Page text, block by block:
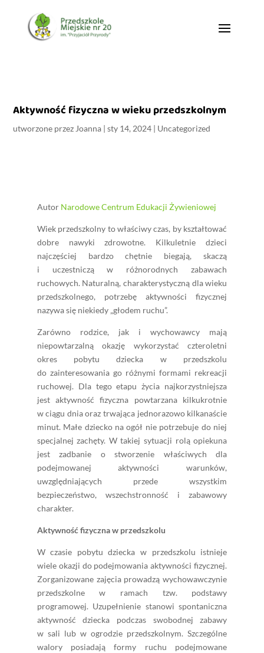
Aktywność fizyczna w wieku przedszkolnym
utworzone przez Joanna |sty 14, 2024 | Uncategorized
Autor Narodowe Centrum Edukacji Żywieniowej
Wiek przedszkolny to właściwy czas, by kształtować
dobre nawyki zdrowotne. Kilkuletnie dzieci
najczęściej bardzo chętnie biegają, skaczą
i uczestniczą w różnorodnych zabawach
ruchowych. Naturalną, charakterystyczną dla wieku
przedszkolnego, potrzebę aktywności fizycznej
nazywa się niekiedy „głodem ruchu”.
Zarówno rodzice, jak i wychowawcy mają
niepowtarzalną okazję wykorzystać czteroletni
okres pobytu dziecka w przedszkolu
do zainteresowania go różnymi formami rekreacji
ruchowej. Dla tego etapu życia najkorzystniejsza
jest aktywność fizyczna powtarzana kilkukrotnie
w ciągu dnia oraz trwająca jednorazowo kilkanaście
minut. Małe dziecko na ogół nie potrzebuje do niej
specjalnej zachęty. W takiej sytuacji rolą opiekuna
jest zadbanie o stworzenie właściwych dla
podejmowanej aktywności warunków,
uwzględniających przede wszystkim
bezpieczeństwo, wszechstron­ność i zabawowy
charakter.
Aktywność fizyczna w przedszkolu
W czasie pobytu dziecka w przedszkolu istnieje
wiele okazji do podejmowania aktywności fizycznej.
Zorganizowane zajęcia prowadzą wychowawczynie
przedszkolne w ramach tzw. podstawy
programowej. Uzupełnienie stanowi spontaniczna
aktywność dziecka podczas swobodnej zabawy
w sali lub w ogrodzie przedszkolnym. Szczególne
walory posiadają formy ruchu podejmowane